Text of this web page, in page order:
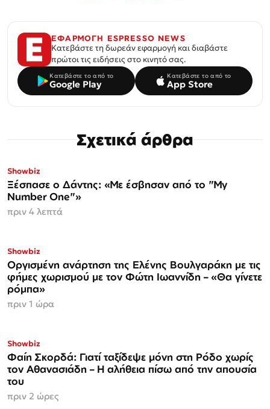
ΕΦΑΡΜΟΓΗ ESPRESSO NEWS
Κατεβάστε τη δωρεάν εφαρμογή και διαβάστε
πρώτοι τις ειδήσεις στο κινητό σας.
Κατεβάστε το από το
Google Play
Κατεβάστε το από το
App Store
Σχετικά άρθρα
Showbiz
Ξέσπασε ο Δάντης: «Με έσβησαν από το "My
Number One"»
πριν 4 λεπτά
Showbiz
Οργισμένη ανάρτηση της Ελένης Βουλγαράκη με τις
φήμες χωρισμού με τον Φώτη Ιωαννίδη – «Θα γίνετε
ρόμπα»
πριν 1 ώρα
Showbiz
Φαίη Σκορδά: Γιατί ταξίδεψε μόνη στη Ρόδο χωρίς
τον Αθανασιάδη – Η αλήθεια πίσω από την απουσία
του
πριν 2 ώρες